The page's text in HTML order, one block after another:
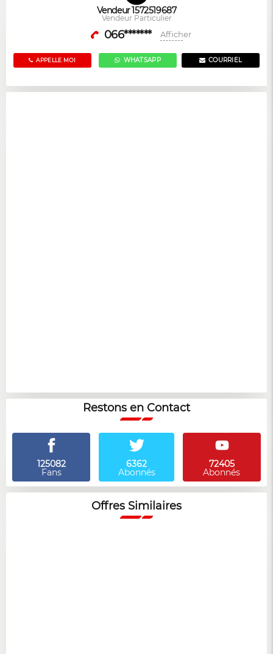
Vendeur 1572519687
Vendeur Particulier
066******* Afficher
APPELLE MOI COURRIEL
WHATSAPP
Restons en Contact
125082
Fans
6362
Abonnés
72405
Abonnés
Offres Similaires